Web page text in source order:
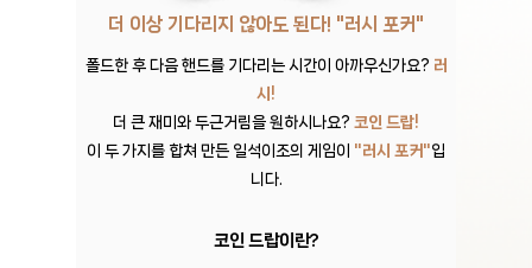
더 이상 기다리지 않아도 된다! "러시 포커"
폴드한 후 다음 핸드를 기다리는 시간이 아까우신가요? 러
시!
더 큰 재미와 두근거림을 원하시나요? 코인 드랍!
이 두 가지를 합쳐 만든 일석이조의 게임이 "러시 포커"입
니다.
​코인 드랍이란?